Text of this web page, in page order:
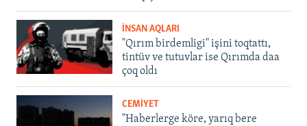
İNSAN AQLARI
"Qırım birdemligi" işini toqtattı,
tintüv ve tutuvlar ise Qırımda daa
çoq oldı
CEMİYET
"Haberlerge köre, yarıq bere